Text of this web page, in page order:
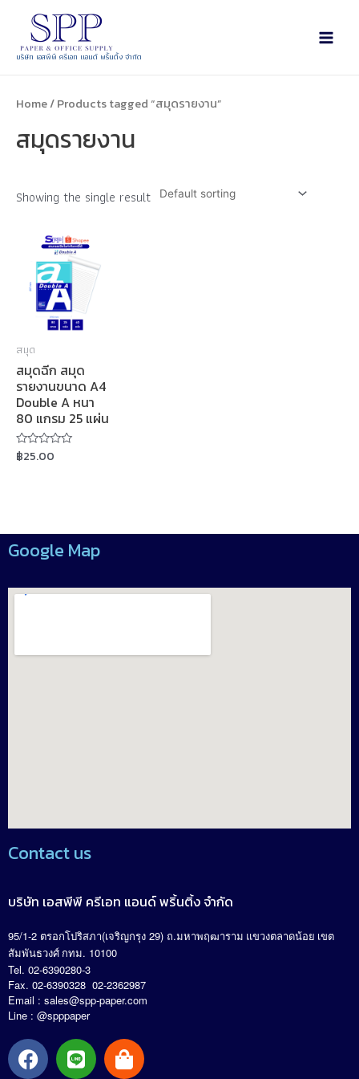
บริษัท เอสพีพี ครีเอท แอนด์ พริ้นติ้ง จำกัด
Home/ Products tagged “สมุดรายงาน”
สมุดรายงาน
Showing the single result
สมุด
สมุดฉีก สมุด
รายงานขนาด A4
Double A หนา
80 แกรม 25 แผ่น
Rated
0
฿25.00
Google Map
Contact us
บริษัท เอสพีพี ครีเอท แอนด์ พริ้นติ้ง จำกัด
95/1-2 ตรอกโปริสภา(เจริญกรุง 29) ถ.มหาพฤฒาราม แขวงตลาดน้อย เขต
สัมพันธวงศ์ กทม. 10100
Tel. 02-6390280-3
Fax. 02-6390328 02-2362987
Email : sales@spp-paper.com
Line : @spppaper